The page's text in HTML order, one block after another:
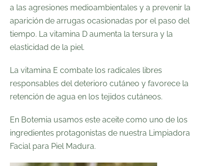
a las agresiones medioambientales y a prevenir la
aparición de arrugas ocasionadas por el paso del
tiempo. La vitamina D aumenta la tersura y la
elasticidad de la piel.
La vitamina E combate los radicales libres
responsables del deterioro cutáneo y favorece la
retención de agua en los tejidos cutáneos.
En Botemia usamos este aceite como uno de los
ingredientes protagonistas de nuestra Limpiadora
Facial para Piel Madura.